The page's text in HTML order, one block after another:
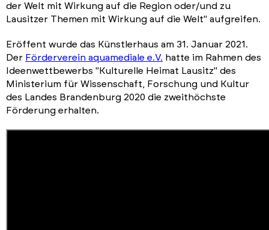
der Welt mit Wirkung auf die Region oder/und zu
Lausitzer Themen mit Wirkung auf die Welt" aufgreifen.
Eröffent wurde das Künstlerhaus am 31. Januar 2021.
Der Förderverein aquamediale e.V. hatte im Rahmen des
Ideenwettbewerbs "Kulturelle Heimat Lausitz" des
Ministerium für Wissenschaft, Forschung und Kultur
des Landes Brandenburg 2020 die zweithöchste
Förderung erhalten.